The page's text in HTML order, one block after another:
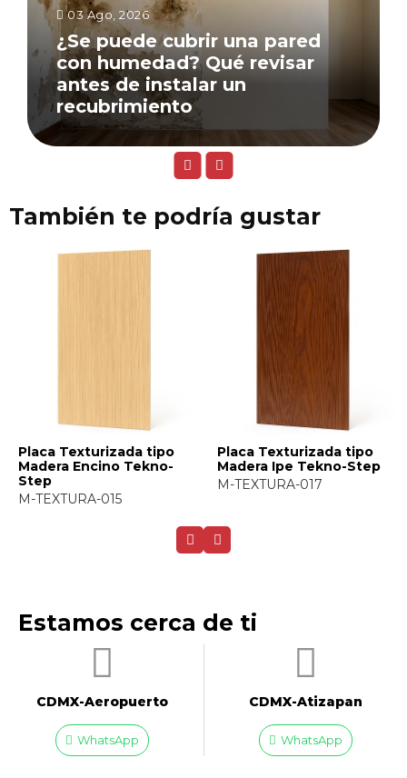
03 Ago, 2026
¿Se puede cubrir una pared
con humedad? Qué revisar
antes de instalar un
recubrimiento
También te podría gustar
Placa Texturizada tipo
Madera Ipe Tekno-Step
M-TEXTURA-017
Placa Texturizada tipo
Madera Jatoba Tekno-
Step
Estamos cerca de ti
CDMX-Aeropuerto​
WhatsApp
CDMX-Atizapan
WhatsApp